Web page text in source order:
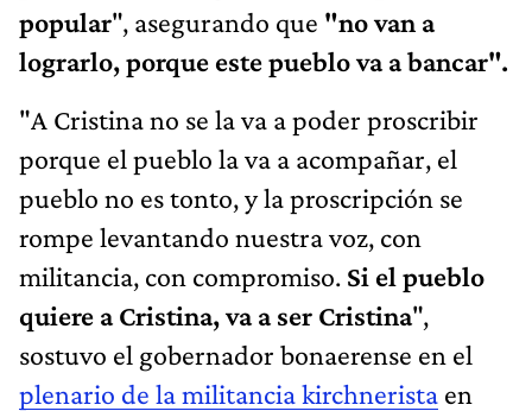
popular", asegurando que "no van a
lograrlo, porque este pueblo va a bancar".
"A Cristina no se la va a poder proscribir
porque el pueblo la va a acompañar, el
pueblo no es tonto, y la proscripción se
rompe levantando nuestra voz, con
militancia, con compromiso. Si el pueblo
quiere a Cristina, va a ser Cristina",
sostuvo el gobernador bonaerense en el
plenario de la militancia kirchnerista en